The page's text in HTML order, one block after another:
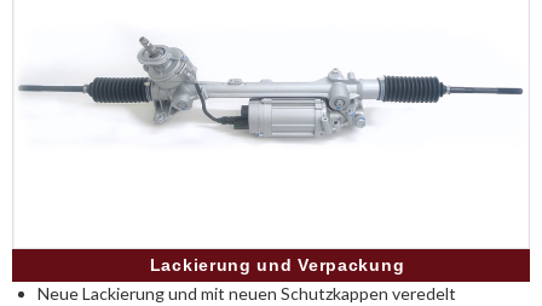
Lackierung und Verpackung
Neue Lackierung und mit neuen Schutzkappen veredelt